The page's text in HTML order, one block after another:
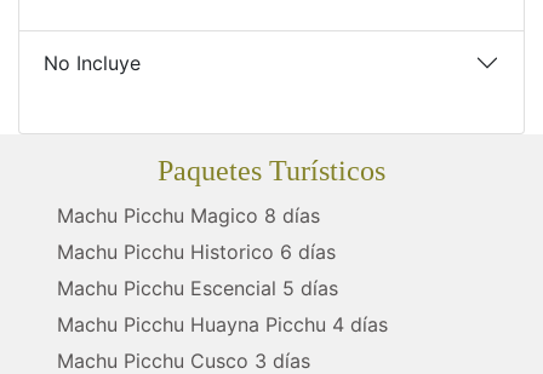
No Incluye
Paquetes Turísticos
Machu Picchu Magico 8 días
Machu Picchu Historico 6 días
Machu Picchu Escencial 5 días
Machu Picchu Huayna Picchu 4 días
Machu Picchu Cusco 3 días